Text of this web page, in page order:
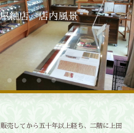
紬店 店内風景
売してから五十年以上経ち、二階に上田